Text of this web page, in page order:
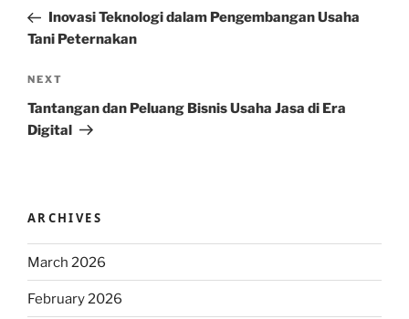
PostInovasi Teknologi dalam Pengembangan Usaha
Tani Peternakan
Next
Post
NEXT
Tantangan dan Peluang Bisnis Usaha Jasa di Era
Digital
ARCHIVES
March 2026
February 2026